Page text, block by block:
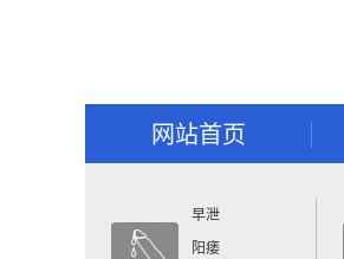
网站首页
早泄
阳痿